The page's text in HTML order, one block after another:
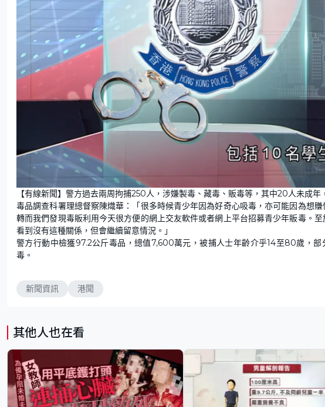
n
m
u
t
o
a
d
e
d
:
8
6
7
【有線新聞】警方過去兩周拘捕250人，涉嫌製毒、藏毒、販毒等，其中20人未成年
毒品調查科署理總督察陳熾華：「很多時候青少年因為好奇心吸毒，亦可能因為想
轉而我們發現毒販利用今天很方便的網上交友軟件或者網上平台招募青少年販毒。
看到沒有這種關係，但會繼續留意情況。」
警方行動中檢獲97.2公斤毒品，總值7,600萬元，被捕人士年齡介乎14至80歲，
毒。
新聞資訊 港聞
其他人也在看